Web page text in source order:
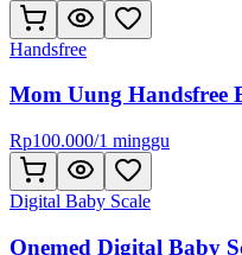
Handsfree
Mom Uung Handsfree
Rp100.000/1 minggu
Digital Baby Scale
Onemed Digital Baby